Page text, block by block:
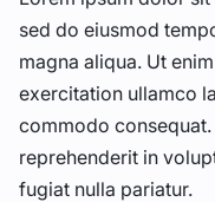
sed do eiusmod
magna aliqua. Ut
exercitation ullamco
commodo
reprehenderit in
fugiat nulla pariatur.